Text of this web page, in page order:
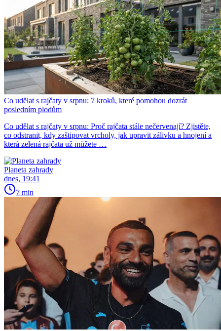
Co udělat s rajčaty v srpnu: 7 kroků, které pomohou dozrát
posledním plodům
Co udělat s rajčaty v srpnu: Proč rajčata stále nečervenají? Zjistěte,
co odstranit, kdy zaštipovat vrcholy, jak upravit zálivku a hnojení a
která zelená rajčata už můžete …
Planeta zahrady
dnes, 19:41
7 min